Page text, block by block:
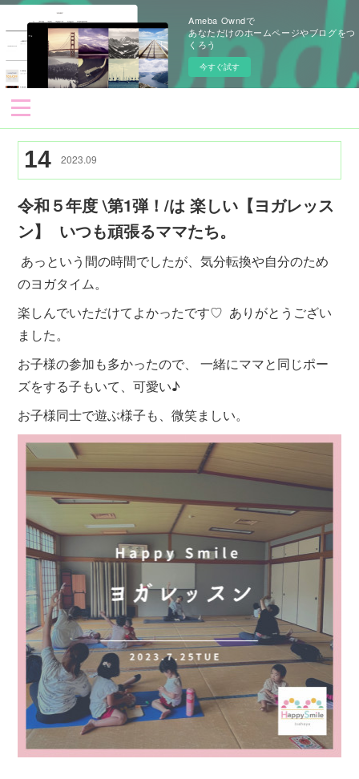
Ameba Owndで
あなただけのホームページやブログをつ
くろう
今すぐ試す
14 2023.09
令和５年度 \第1弾！/は 楽しい【ヨガレッス
ン】 ⁡ いつも頑張るママたち。
あっという間の時間でしたが、気分転換や自分のため
のヨガタイム。
楽しんでいただけてよかったです♡ ⁡ ありがとうござい
ました。 ⁡ ⁡
お子様の参加も多かったので、 一緒にママと同じポー
ズをする子もいて、可愛い♪ ⁡
お子様同士で遊ぶ様子も、微笑ましい。 ⁡ ⁡ ⁡